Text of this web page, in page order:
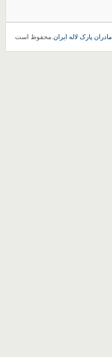
مادران پارک لاله ایران .محفوظ است